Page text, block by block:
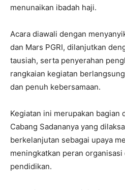
menunaikan ibadah haji.
Acara diawali dengan
dan Mars PGRI, dilanjutkan
tausiah, serta penyerahan
rangkaian kegiatan
dan penuh kebersamaan.
Kegiatan ini merupakan bagian
Cabang Sadananya yang
berkelanjutan sebagai upaya
meningkatkan peran
pendidikan.